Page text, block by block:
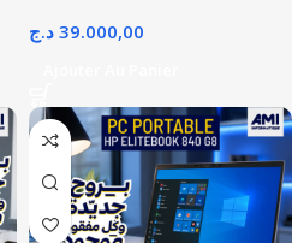
39.000,00 د.ج